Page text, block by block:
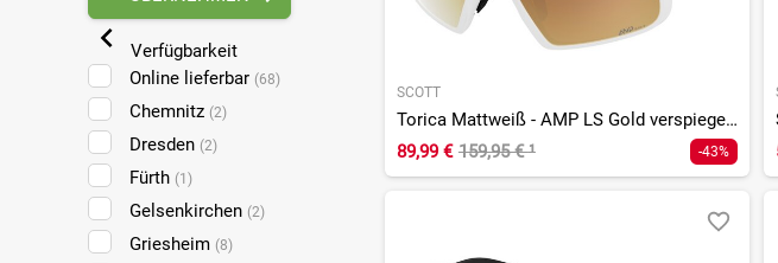
Verfügbarkeit
Online lieferbar (68)
Chemnitz (2)
Dresden (2)
Fürth (1)
Gelsenkirchen (2)
Griesheim (8)
SCOTT
Torica Mattweiß - AMP LS Gold verspiegelt S1-3
89,99 € 159,95 €¹ -43%